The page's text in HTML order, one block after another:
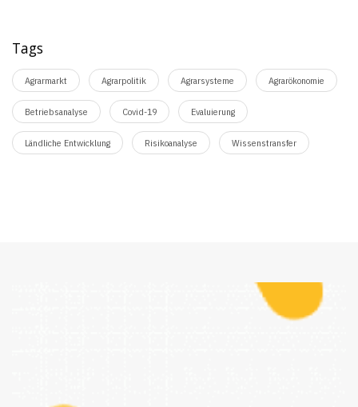
Tags
Agrarmarkt Agrarpolitik Agrarsysteme Agrarökonomie
Betriebsanalyse Covid-19 Evaluierung
Ländliche Entwicklung Risikoanalyse Wissenstransfer